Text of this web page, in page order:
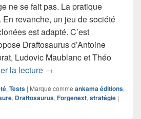
ne se fait pas. La pratique
En revanche, un jeu de société
est adapté. C’est
Draftosaurus d’Antoine
Ludovic Maublanc et Théo
la lecture Test du jeu de société
→
, Tests | Marqué comme ankama éditions,
, Draftosaurus, Forgenext, stratégie |